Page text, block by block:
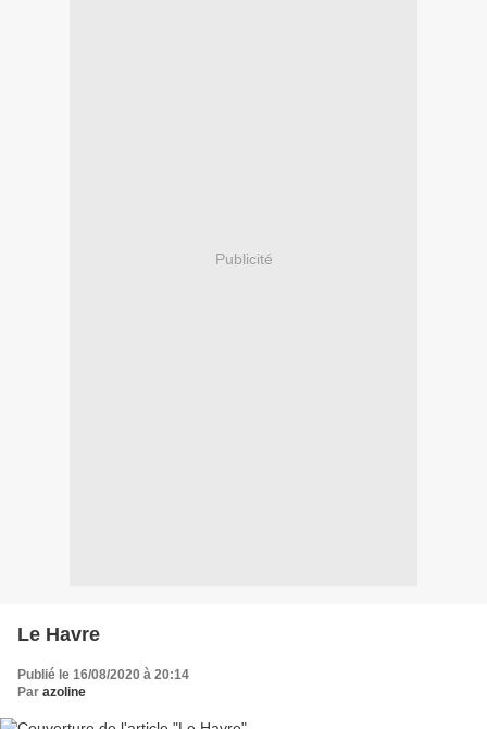
Publicité
Le Havre
Publié le 16/08/2020 à 20:14
Par azoline